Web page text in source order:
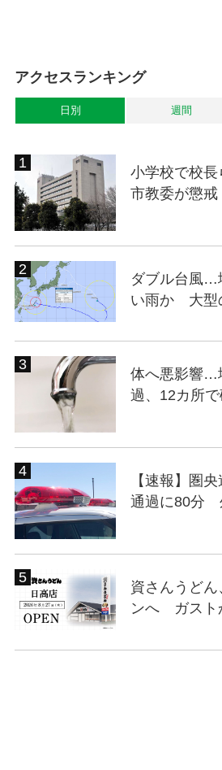
アクセスランキング
日別 週間
小学校で校長
市教委が懲
ダブル台風…
い雨か 大型
体へ悪影響…
過、12カ所
【速報】圏
通過に80分
資さんうど
ンへ ガスト